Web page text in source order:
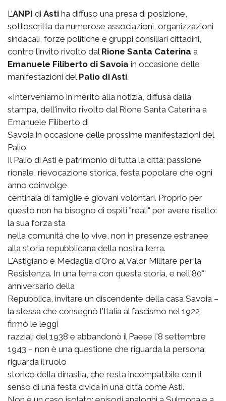
L’ANPI di Asti ha diffuso una presa di posizione,
sottoscritta da numerose associazioni, organizzazioni
sindacali, forze politiche e gruppi consiliari cittadini,
contro l’invito rivolto dal Rione Santa Caterina a
Emanuele Filiberto di Savoia in occasione delle
manifestazioni del Palio di Asti.
«Interveniamo in merito alla notizia, diffusa dalla
stampa, dell'invito rivolto dal Rione Santa Caterina a
Emanuele Filiberto di
Savoia in occasione delle prossime manifestazioni del
Palio.
Il Palio di Asti è patrimonio di tutta la città: passione
rionale, rievocazione storica, festa popolare che ogni
anno coinvolge
centinaia di famiglie e giovani volontari. Proprio per
questo non ha bisogno di ospiti "reali" per avere risalto:
la sua forza sta
nella comunità che lo vive, non in presenze estranee
alla storia repubblicana della nostra terra.
L'Astigiano è Medaglia d'Oro al Valor Militare per la
Resistenza. In una terra con questa storia, e nell'80°
anniversario della
Repubblica, invitare un discendente della casa Savoia –
la stessa che consegnò l'Italia al fascismo nel 1922,
firmò le leggi
razziali del 1938 e abbandonò il Paese l'8 settembre
1943 – non è una questione che riguarda la persona:
riguarda il ruolo
storico della dinastia, che resta incompatibile con il
senso di una festa civica in una città come Asti.